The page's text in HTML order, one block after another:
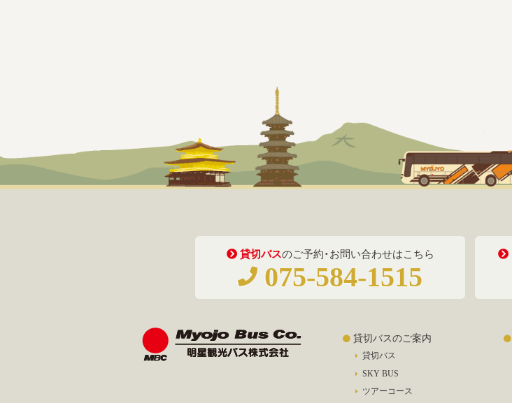
貸切バスのご予約・お問い合わせはこちら
075-584-1515
貸切バスのご案内
貸切バス
SKY BUS
ツアーコース